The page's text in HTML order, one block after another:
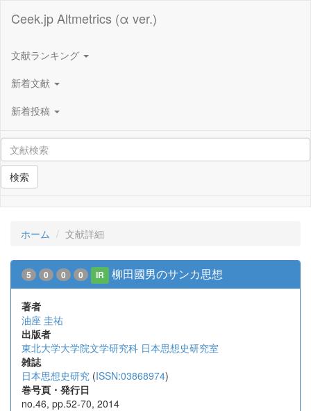
Ceek.jp Altmetrics (α ver.)
文献ランキング
新着文献
新着投稿
検索
ホーム 文献詳細
5 0 0 0 IR 柳田國男のサンカ思想
著者
油座 圭祐
出版者
東北大学大学院文学研究科 日本思想史研究室
雑誌
日本思想史研究 (ISSN:03868974)
巻号頁・発行日
no.46, pp.52-70, 2014